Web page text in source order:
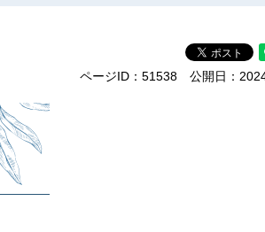
ページID：51538 公開日：